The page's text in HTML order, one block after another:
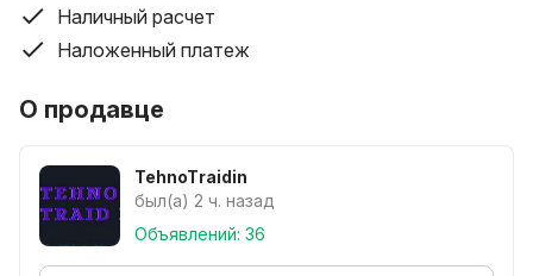
Наличный расчет
Наложенный платеж
О продавце
TehnoTraidin
был(а) 2 ч. назад
Объявлений: 36